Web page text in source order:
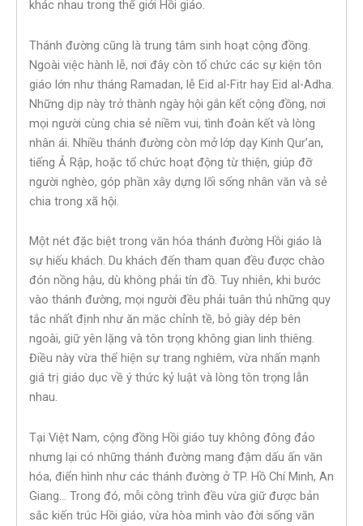
khác nhau trong thế giới Hồi giáo.
Thánh đường cũng là trung tâm sinh hoạt cộng đồng.
Ngoài việc hành lễ, nơi đây còn tổ chức các sự kiện tôn
giáo lớn như tháng Ramadan, lễ Eid al-Fitr hay Eid al-Adha.
Những dịp này trở thành ngày hội gắn kết cộng đồng, nơi
mọi người cùng chia sẻ niềm vui, tình đoàn kết và lòng
nhân ái. Nhiều thánh đường còn mở lớp dạy Kinh Qur’an,
tiếng Ả Rập, hoặc tổ chức hoạt động từ thiện, giúp đỡ
người nghèo, góp phần xây dựng lối sống nhân văn và sẻ
chia trong xã hội.
Một nét đặc biệt trong văn hóa thánh đường Hồi giáo là
sự hiếu khách. Du khách đến tham quan đều được chào
đón nồng hậu, dù không phải tín đồ. Tuy nhiên, khi bước
vào thánh đường, mọi người đều phải tuân thủ những quy
tắc nhất định như ăn mặc chỉnh tề, bỏ giày dép bên
ngoài, giữ yên lặng và tôn trọng không gian linh thiêng.
Điều này vừa thể hiện sự trang nghiêm, vừa nhấn mạnh
giá trị giáo dục về ý thức kỷ luật và lòng tôn trọng lẫn
nhau.
Tại Việt Nam, cộng đồng Hồi giáo tuy không đông đảo
nhưng lại có những thánh đường mang đậm dấu ấn văn
hóa, điển hình như các thánh đường ở TP. Hồ Chí Minh, An
Giang… Trong đó, mỗi công trình đều vừa giữ được bản
sắc kiến trúc Hồi giáo, vừa hòa mình vào đời sống văn